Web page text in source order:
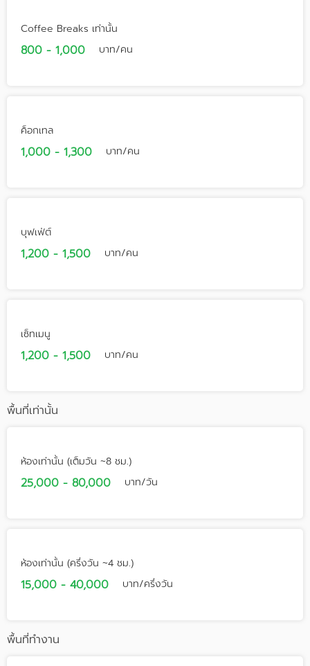
Coffee Breaks เท่านั้น
800 - 1,000 บาท/คน
ค็อกเทล
1,000 - 1,300 บาท/คน
บุฟเฟ่ต์
1,200 - 1,500 บาท/คน
เซ็ทเมนู
1,200 - 1,500 บาท/คน
พื้นที่เท่านั้น
ห้องเท่านั้น (เต็มวัน ~8 ชม.)
25,000 - 80,000 บาท/วัน
ห้องเท่านั้น (ครึ่งวัน ~4 ชม.)
15,000 - 40,000 บาท/ครึ่งวัน
พื้นที่ทำงาน